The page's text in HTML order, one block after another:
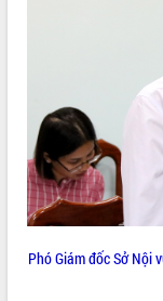
Phó Giám đốc Sở Nội